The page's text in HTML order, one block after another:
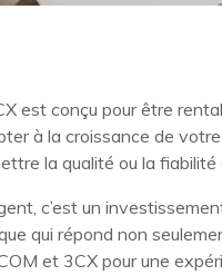
est conçu pour être
à la croissance de
la qualité ou la fiabilité
c’est un
qui répond non
et 3CX pour une